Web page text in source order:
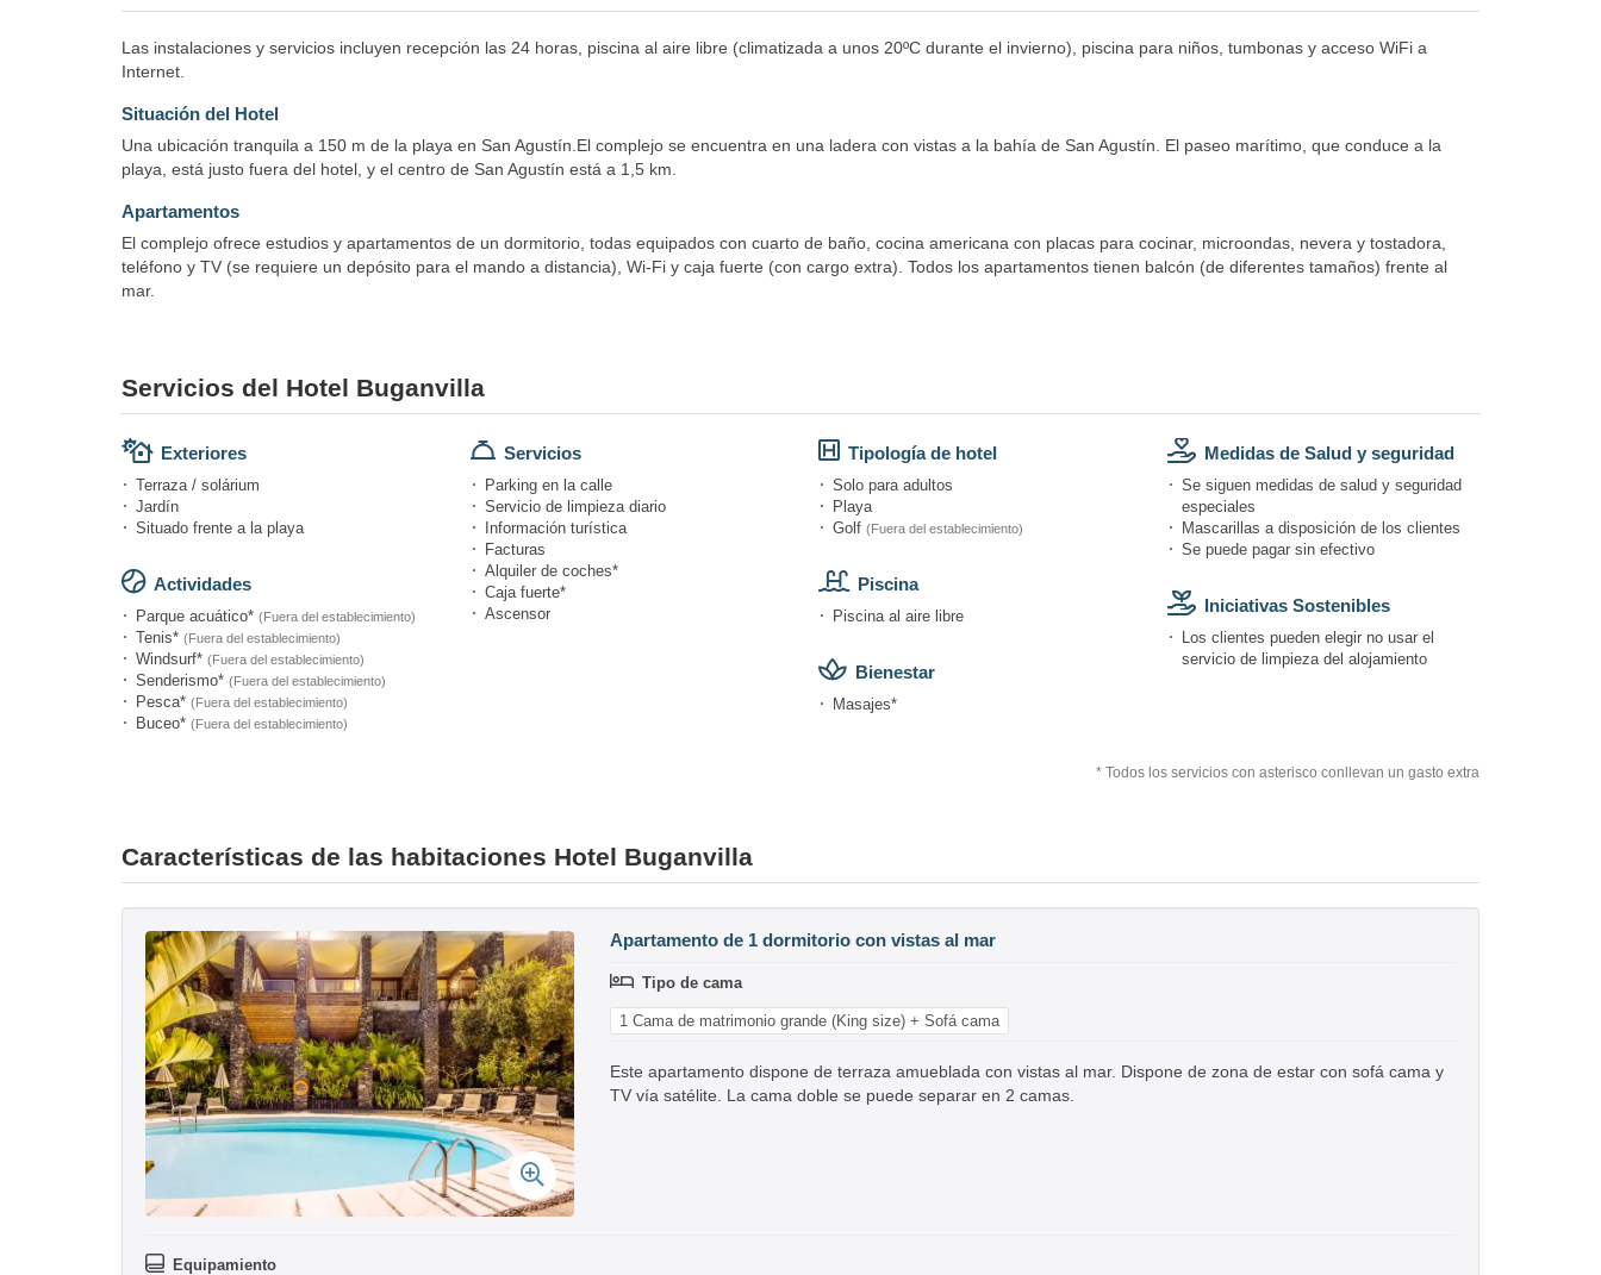
Las instalaciones y servicios incluyen recepción las 24 horas, piscina al aire libre (climatizada a unos 20ºC durante el invierno), piscina para niños, tumbonas y acceso WiFi a
Internet.
Situación del Hotel
Una ubicación tranquila a 150 m de la playa en San Agustín.El complejo se encuentra en una ladera con vistas a la bahía de San Agustín. El paseo marítimo, que conduce a la
playa, está justo fuera del hotel, y el centro de San Agustín está a 1,5 km.
Apartamentos
El complejo ofrece estudios y apartamentos de un dormitorio, todas equipados con cuarto de baño, cocina americana con placas para cocinar, microondas, nevera y tostadora,
teléfono y TV (se requiere un depósito para el mando a distancia), Wi-Fi y caja fuerte (con cargo extra). Todos los apartamentos tienen balcón (de diferentes tamaños) frente al
mar.
Servicios del Hotel Buganvilla
Exteriores
Terraza / solárium
Jardín
Situado frente a la playa
Actividades
Parque acuático* (Fuera del establecimiento)
Tenis* (Fuera del establecimiento)
Windsurf* (Fuera del establecimiento)
Senderismo* (Fuera del establecimiento)
Pesca* (Fuera del establecimiento)
Buceo* (Fuera del establecimiento)
Servicios
Parking en la calle
Servicio de limpieza diario
Información turística
Facturas
Alquiler de coches*
Caja fuerte*
Ascensor
Tipología de hotel
Solo para adultos
Playa
Golf (Fuera del establecimiento)
Piscina
Piscina al aire libre
Bienestar
Masajes*
Medidas de Salud y seguridad
Se siguen medidas de salud y seguridad
especiales
Mascarillas a disposición de los clientes
Se puede pagar sin efectivo
Iniciativas Sostenibles
Los clientes pueden elegir no usar el
servicio de limpieza del alojamiento
* Todos los servicios con asterisco conllevan un gasto extra
Características de las habitaciones Hotel Buganvilla
Apartamento de 1 dormitorio con vistas al mar
Tipo de cama
1 Cama de matrimonio grande (King size) + Sofá cama
Este apartamento dispone de terraza amueblada con vistas al mar. Dispone de zona de estar con sofá cama y
TV vía satélite. La cama doble se puede separar en 2 camas.
Equipamiento